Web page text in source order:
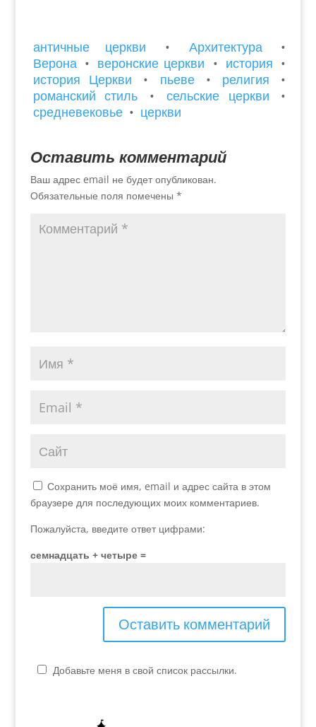
античные церкви • Архитектура
•
Верона • веронские церкви • история •
история Церкви
• пьеве • религия
•
романский стиль
• сельские церкви
•
средневековье • церкви
Оставить комментарий
Ваш адрес email не будет опубликован.
Обязательные поля помечены *
Сохранить моё имя, email и адрес сайта в этом
браузере для последующих моих комментариев.
Пожалуйста, введите ответ цифрами:
семнадцать + четыре =
Добавьте меня в свой список рассылки.